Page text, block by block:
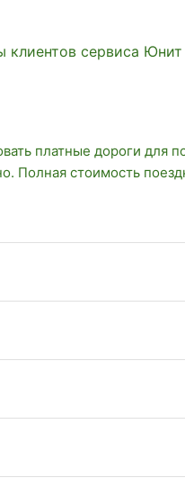
клиентов сервиса
платные дороги для
Полная стоимость